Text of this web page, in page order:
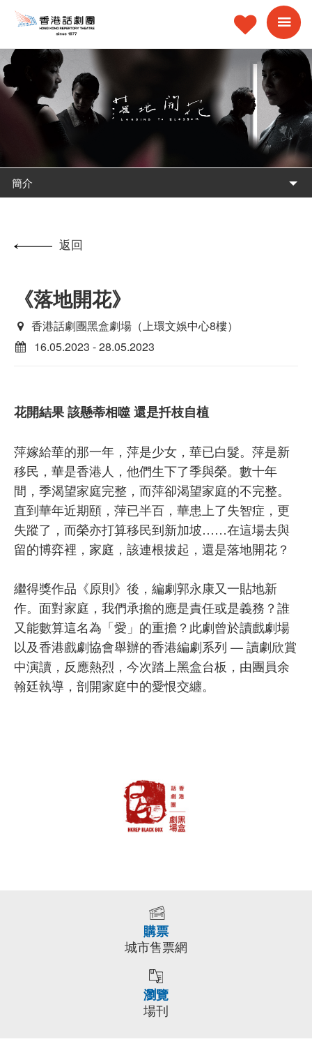
簡介
返回
《落地開花》
香港話劇團黑盒劇場（上環文娛中心8樓）
16.05.2023 - 28.05.2023
花開結果 該懸蒂相噬 還是扦枝自植
萍嫁給華的那一年，萍是少女，華已白髮。萍是新
移民，華是香港人，他們生下了季與榮。數十年
間，季渴望家庭完整，而萍卻渴望家庭的不完整。
直到華年近期頤，萍已半百，華患上了失智症，更
失蹤了，而榮亦打算移民到新加坡……在這場去與
留的博弈裡，家庭，該連根拔起，還是落地開花？
繼得獎作品《原則》後，編劇郭永康又一貼地新
作。面對家庭，我們承擔的應是責任或是義務？誰
又能數算這名為「愛」的重擔？此劇曾於讀戲劇場
以及香港戲劇協會舉辦的香港編劇系列 — 讀劇欣賞
中演讀，反應熱烈，今次踏上黑盒台板，由團員余
翰廷執導，剖開家庭中的愛恨交纏。
購票
城市售票網
瀏覽
場刊